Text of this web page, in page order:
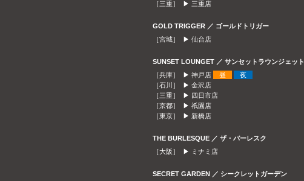
［三重］ ▶ 三重店
GOLD TRIGGER ／ ゴールドトリガー
［宮城］ ▶ 仙台店
SUNSET LOUNGET ／ サンセットラウンジェット
［兵庫］ ▶ 神戸店 昼
夜
［石川］ ▶ 金沢店
［三重］ ▶ 四日市店
［京都］ ▶ 祇園店
［東京］ ▶ 新橋店
THE BURLESQUE ／ ザ・バーレスク
［大阪］ ▶
ミナミ店
SECRET GARDEN ／ シークレットガーデン